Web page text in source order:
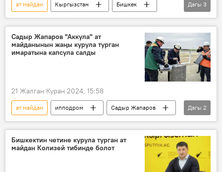
ат майдан Кыргызстан
Бишкек
"Ак-Кула" ат майданы
инвестициялар
турак жай
Дагы 3
Садыр Жапаров "Аккула" ат
майданынын жаңы курула турган
имаратына капсула салды
21 Жалган Куран 2024, 15:58
ат майдан ипподром
Садыр Жапаров
капсула
"Ак-Кула" ат майданы
Дагы 2
Бишкектин четине курула турган ат
майдан Колизей тибинде болот